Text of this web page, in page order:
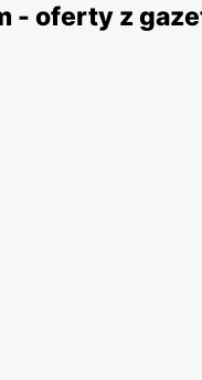
- oferty z